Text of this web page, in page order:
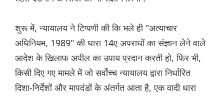
शुरू में, न्यायालय ने टिप्पणी की कि भले ही "अत्याचार
अधिनियम, 1989" की धारा 14ए अपराधों का संज्ञान लेने वाले
आदेश के खिलाफ अपील का उपाय प्रदान करती हो, फिर भी,
किसी दिए गए मामले में जो सर्वोच्च न्यायालय द्वारा निर्धारित
दिशा-निर्देशों और मापदंडों के अंतर्गत आता है, एक वादी धारा